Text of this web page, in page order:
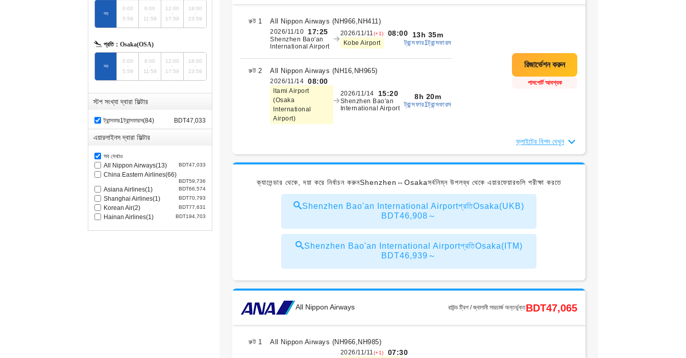
সব
0:00
-
5:59
6:00
-
11:59
12:00
-
17:59
18:00
-
23:59
প্রতি： Osaka(OSA)
সব
0:00
-
5:59
6:00
-
11:59
12:00
-
17:59
18:00
-
23:59
স্টপ সংখ্যা দ্বারা ফিল্টার
ট্রান্সফার1ট্রান্সফারস(84) BDT47,033
এয়ারলাইনস দ্বারা ফিল্টার
সব দেখাও
All Nippon Airways(13)
BDT47,033
China Eastern Airlines(66)
BDT59,736
Asiana Airlines(1) BDT66,574
Shanghai Airlines(1) BDT70,793
Korean Air(2) BDT77,631
Hainan Airlines(1) BDT194,703
রুট 1 All Nippon Airways (NH966,NH411)
2026/11/10 17:25
Shenzhen Bao'an
International Airport
2026/11/11(+1) 08:00
Kobe Airport
13h 35m
ট্রান্সফার1ট্রান্সফারস
রুট 2 All Nippon Airways (NH16,NH965)
2026/11/14 08:00
Itami Airport
(Osaka
International
Airport)
2026/11/14 15:20
Shenzhen Bao'an
International Airport
8h 20m
ট্রান্সফার1ট্রান্সফারস
পাসপোর্ট আবশ্যক
ফ্লাইটের বিশদ দেখুন
ক্যালেন্ডার থেকে, দয়া করে নির্বাচন করুনShenzhen⇔Osakaসর্বনিম্ন উপলব্ধ থেকে এয়ারফেয়ারগুলি পরীক্ষা করতে
Shenzhen Bao'an International Airportপ্রতিOsaka(UKB)
BDT46,908～
Shenzhen Bao'an International Airportপ্রতিOsaka(ITM)
BDT46,939～
All Nippon Airways রাউন্ড ট্রিপ / জ্বালানী সারচার্জ অন্তর্ভুক্তBDT47,065
রুট 1 All Nippon Airways (NH966,NH985)
2026/11/11(+1) 07:30